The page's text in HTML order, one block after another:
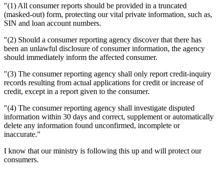
"(1) All consumer reports should be provided in a truncated
(masked-out) form, protecting our vital private information, such as,
SIN and loan account numbers.
"(2) Should a consumer reporting agency discover that there has
been an unlawful disclosure of consumer information, the agency
should immediately inform the affected consumer.
"(3) The consumer reporting agency shall only report credit-inquiry
records resulting from actual applications for credit or increase of
credit, except in a report given to the consumer.
"(4) The consumer reporting agency shall investigate disputed
information within 30 days and correct, supplement or automatically
delete any information found unconfirmed, incomplete or
inaccurate."
I know that our ministry is following this up and will protect our
consumers.